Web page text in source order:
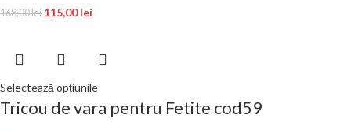
168,00lei 115,00lei
Selectează opțiunile
Tricou de vara pentru Fetite cod59